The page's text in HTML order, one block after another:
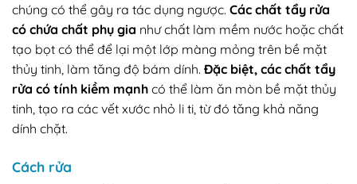
chúng có thể gây ra tác dụng ngược. Các chất tẩy rửa
có chứa chất phụ gia như chất làm mềm nước hoặc chất
tạo bọt có thể để lại một lớp màng mỏng trên bề mặt
thủy tinh, làm tăng độ bám dính. Đặc biệt, các chất tẩy
rửa có tính kiềm mạnh có thể làm ăn mòn bề mặt thủy
tinh, tạo ra các vết xước nhỏ li ti, từ đó tăng khả năng
dính chặt.
Cách rửa